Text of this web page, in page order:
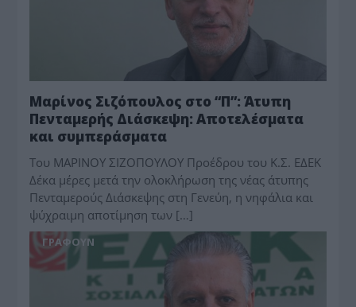
Μαρίνος Σιζόπουλος στο “Π”: Άτυπη
Πενταμερής Διάσκεψη: Αποτελέσματα
και συμπεράσματα
Του ΜΑΡΙΝΟΥ ΣΙΖΟΠΟΥΛΟΥ Προέδρου του Κ.Σ. ΕΔΕΚ
Δέκα μέρες μετά την ολοκλήρωση της νέας άτυπης
Πενταμερούς Διάσκεψης στη Γενεύη, η νηφάλια και
ψύχραιμη αποτίμηση των […]
ΓΡΆΦΟΥΝ